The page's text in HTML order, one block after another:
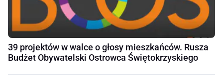
39 projektów w walce o głosy mieszkańców. Rusza
Budżet Obywatelski Ostrowca Świętokrzyskiego